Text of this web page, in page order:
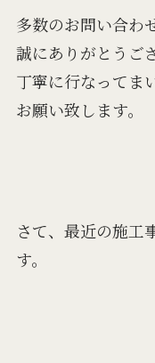
多数のお問い合わ
誠にありがとうご
丁寧に行なってま
お願い致します。
さて、最近の施工
す。